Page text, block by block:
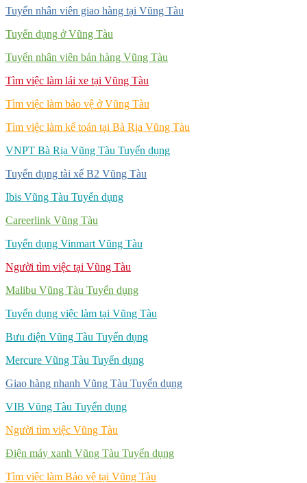
Tuyển nhân viên giao hàng tại Vũng Tàu
Tuyển dụng ở Vũng Tàu
Tuyển nhân viên bán hàng Vũng Tàu
Tìm việc làm lái xe tại Vũng Tàu
Tìm việc làm bảo vệ ở Vũng Tàu
Tìm việc làm kế toán tại Bà Rịa Vũng Tàu
VNPT Bà Rịa Vũng Tàu Tuyển dụng
Tuyển dụng tài xế B2 Vũng Tàu
Ibis Vũng Tàu Tuyển dụng
Careerlink Vũng Tàu
Tuyển dụng Vinmart Vũng Tàu
Người tìm việc tại Vũng Tàu
Malibu Vũng Tàu Tuyển dụng
Tuyển dụng việc làm tại Vũng Tàu
Bưu điện Vũng Tàu Tuyển dụng
Mercure Vũng Tàu Tuyển dụng
Giao hàng nhanh Vũng Tàu Tuyển dụng
VIB Vũng Tàu Tuyển dụng
Người tìm việc Vũng Tàu
Điện máy xanh Vũng Tàu Tuyển dụng
Tìm việc làm Bảo vệ tại Vũng Tàu